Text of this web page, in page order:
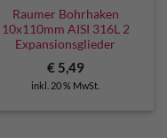
Raumer Bohrhaken
10x110mm AISI 316L 2
Expansionsglieder
€5,49
inkl. 20 % MwSt.